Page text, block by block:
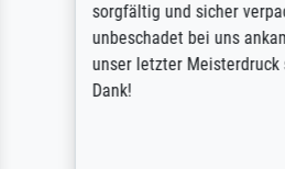
sorgfältig und sicher
unbeschadet bei uns
unser letzter Meisterdruck
Dank!